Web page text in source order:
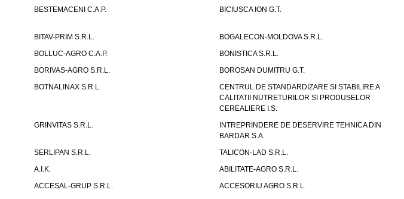
BESTEMACENI C.A.P.
BICIUSCA ION G.T.
BITAV-PRIM S.R.L.
BOGALECON-MOLDOVA S.R.L.
BOLLUC-AGRO C.A.P.
BONISTICA S.R.L.
BORIVAS-AGRO S.R.L.
BOROSAN DUMITRU G.T.
BOTNALINAX S.R.L.
CENTRUL DE STANDARDIZARE SI STABILIRE A
CALITATII NUTRETURILOR SI PRODUSELOR
CEREALIERE I.S.
GRINVITAS S.R.L.
INTREPRINDERE DE DESERVIRE TEHNICA DIN
BARDAR S.A.
SERLIPAN S.R.L. TALICON-LAD S.R.L.
A.I.K.
ABILITATE-AGRO S.R.L.
ACCESAL-GRUP S.R.L.
ACCESORIU AGRO S.R.L.